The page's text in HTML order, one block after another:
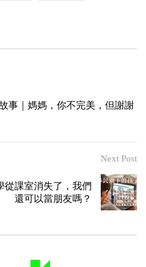
事｜媽媽，你不完美，但謝謝
Next Post
從課室消失了，我們
還可以當朋友嗎？